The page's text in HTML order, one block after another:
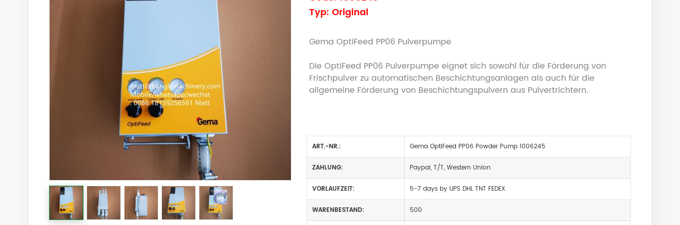
Typ: Original
Gema OptiFeed PP06 Pulverpumpe
Die OptiFeed PP06 Pulverpumpe eignet sich sowohl für die Förderung von
Frischpulver zu automatischen Beschichtungsanlagen als auch für die
allgemeine Förderung von Beschichtungspulvern aus Pulvertrichtern.
ART.-NR.: Gema OptiFeed PP06 Powder Pump 1006245
ZAHLUNG: Paypal, T/T, Western Union
VORLAUFZEIT: 5-7 days by UPS DHL TNT FEDEX
WARENBESTAND: 500